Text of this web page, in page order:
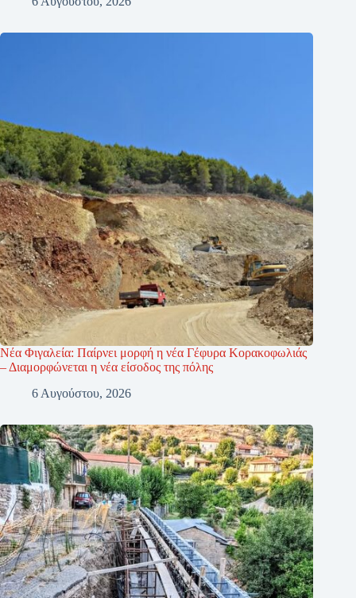
Νέα Φιγαλεία: Παίρνει μορφή η νέα Γέφυρα Κορακοφωλιάς
– Διαμορφώνεται η νέα είσοδος της πόλης
6 Αυγούστου, 2026